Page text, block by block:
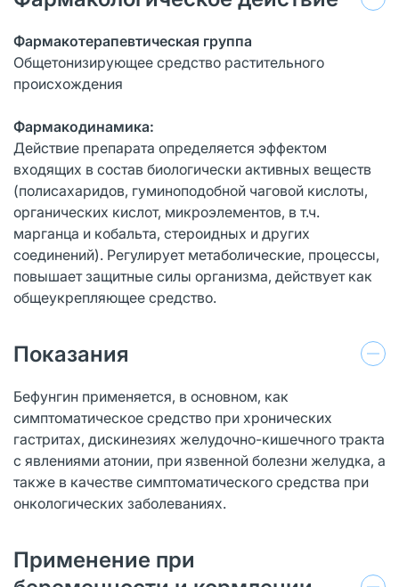
Фармакотерапевтическая группа
Общетонизирующее средство растительного
происхождения
Фармакодинамика:
Действие препарата определяется эффектом
входящих в состав биологически активных веществ
(полисахаридов, гуминоподобной чаговой кислоты,
органических кислот, микроэлементов, в т.ч.
марганца и кобальта, стероидных и других
соединений). Регулирует метаболические, процессы,
повышает защитные силы организма, действует как
общеукрепляющее средство.
Показания
Бефунгин применяется, в основном, как
симптоматическое средство при хронических
гастритах, дискинезиях желудочно-кишечного тракта
с явлениями атонии, при язвенной болезни желудка, а
также в качестве симптоматического средства при
онкологических заболеваниях.
Применение при